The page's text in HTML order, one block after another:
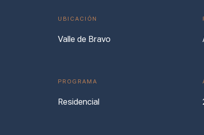
UBICACIÓN
Valle de Bravo
PROGRAMA
Residencial